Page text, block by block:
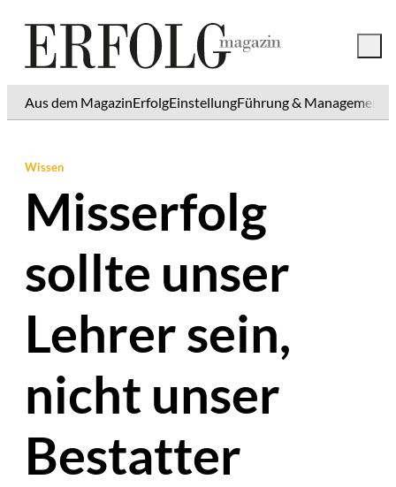
Aus dem MagazinErfolgEinstellungFührung & Management
Wissen
Misserfolg
sollte unser
Lehrer sein,
nicht unser
Bestatter